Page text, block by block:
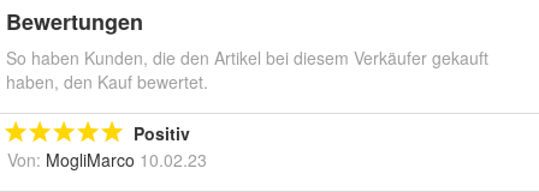
Bewertungen
So haben Kunden, die den Artikel bei diesem Verkäufer gekauft
haben, den Kauf bewertet.
Positiv
Von: MogliMarco 10.02.23